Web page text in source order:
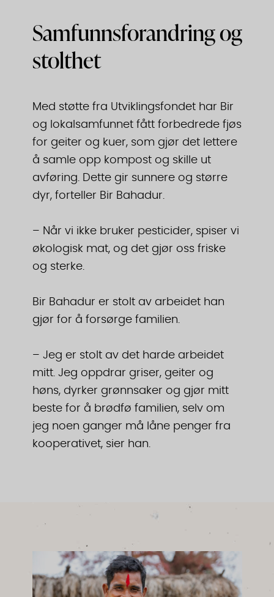
Samfunnsforandring og
stolthet
Med støtte fra Utviklingsfondet har Bir
og lokalsamfunnet fått forbedrede fjøs
for geiter og kuer, som gjør det lettere
å samle opp kompost og skille ut
avføring. Dette gir sunnere og større
dyr, forteller Bir Bahadur.
– Når vi ikke bruker pesticider, spiser vi
økologisk mat, og det gjør oss friske
og sterke.
Bir Bahadur er stolt av arbeidet han
gjør for å forsørge familien.
– Jeg er stolt av det harde arbeidet
mitt. Jeg oppdrar griser, geiter og
høns, dyrker grønnsaker og gjør mitt
beste for å brødfø familien, selv om
jeg noen ganger må låne penger fra
kooperativet, sier han.